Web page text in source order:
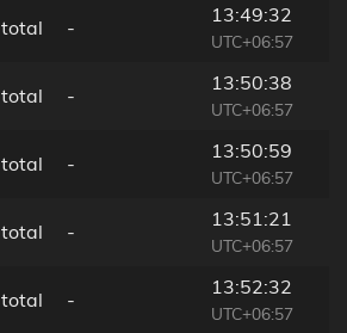
total -
13:49:32
UTC+06:57
total -
13:50:38
UTC+06:57
total -
13:50:59
UTC+06:57
total -
13:51:21
UTC+06:57
total -
13:52:32
UTC+06:57